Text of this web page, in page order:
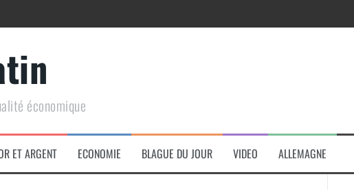
de conquête géopolitique massive
économique
ET ARGENT ECONOMIE BLAGUE DU JOUR VIDEO ALLEMAGNE